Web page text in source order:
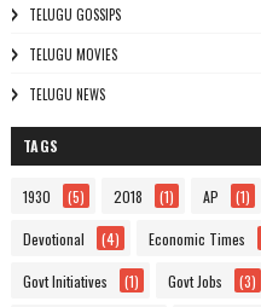
TELUGU GOSSIPS
TELUGU MOVIES
TELUGU NEWS
TAGS
1930 (5) 2018 (1) AP (1)
Devotional (4) Economic Times
Govt Initiatives (1) Govt Jobs (3)